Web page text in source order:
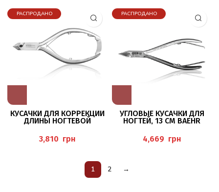
РАСПРОДАНО
КУСАЧКИ ДЛЯ КОРРЕКЦИИ
ДЛИНЫ НОГТЕВОЙ
20 ММ (BAEHR)
грн
РАСПРОДАНО
УГЛОВЫЕ КУСАЧКИ ДЛЯ
НОГТЕЙ, 13 СМ BAEHR
грн
1 2 →